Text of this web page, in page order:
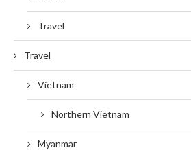
Travel
Travel
Vietnam
Northern Vietnam
Myanmar